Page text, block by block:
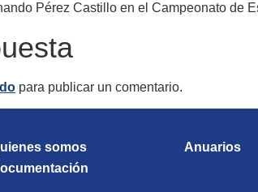
Pérez Castillo en el Campeonato de
para publicar un comentario.
somos
Anuarios